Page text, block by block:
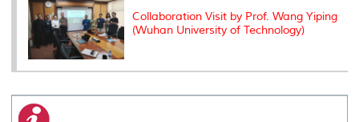
Collaboration Visit by Prof. Wang Yiping
(Wuhan University of Technology)